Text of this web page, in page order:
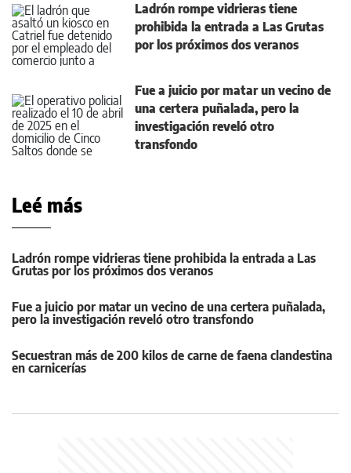
Ladrón rompe vidrieras tiene
prohibida la entrada a Las Grutas
por los próximos dos veranos
Fue a juicio por matar un vecino de
una certera puñalada, pero la
investigación reveló otro
transfondo
Leé más
Ladrón rompe vidrieras tiene prohibida la entrada a Las
Grutas por los próximos dos veranos
Fue a juicio por matar un vecino de una certera puñalada,
pero la investigación reveló otro transfondo
Secuestran más de 200 kilos de carne de faena clandestina
en carnicerías